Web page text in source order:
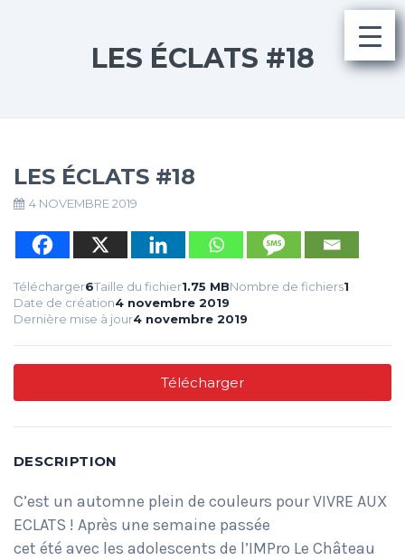
LES ÉCLATS #18
LES ÉCLATS #18
4 NOVEMBRE 2019
Télécharger6Taille du fichier1.75 MBNombre de fichiers1
Date de création4 novembre 2019
Dernière mise à jour4 novembre 2019
Télécharger
DESCRIPTION
C’est un automne plein de couleurs pour VIVRE AUX
ECLATS ! Après une semaine passée
cet été avec les adolescents de l’IMPro Le Château